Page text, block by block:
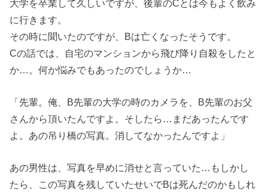
大学を卒業して久しいですが、後輩のCとは今もよく飲み
に行きます。
その時に聞いたのですが、Bは亡くなったそうです。
Cの話では、自宅のマンションから飛び降り自殺をしたと
か…。何か悩みでもあったのでしょうか…
「先輩。俺、B先輩の大学の時のカメラを、B先輩のお父
さんから頂いたんですよ。そしたら…まだあったんです
よ。あの吊り橋の写真。消してなかったんですよ」
あの男性は、写真を早めに消せと言っていた…もしかし
たら、この写真を残していたせいでBは死んだのかもしれ